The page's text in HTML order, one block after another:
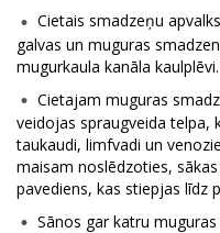
Cietais smadzeņu
galvas un muguras
mugurkaula kanāla kaulplēvi.
Cietajam muguras
veidojas spraugveida telpa,
taukaudi, limfvadi un
maisam noslēdzoties,
pavediens, kas stiepjas līdz
Sānos gar katru